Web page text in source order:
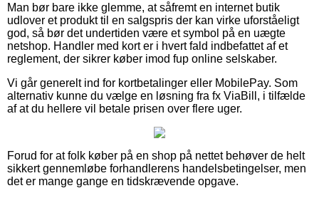
Man bør bare ikke glemme, at såfremt en internet butik
udlover et produkt til en salgspris der kan virke uforståeligt
god, så bør det undertiden være et symbol på en uægte
netshop. Handler med kort er i hvert fald indbefattet af et
reglement, der sikrer køber imod fup online selskaber.
Vi går generelt ind for kortbetalinger eller MobilePay. Som
alternativ kunne du vælge en løsning fra fx ViaBill, i tilfælde
af at du hellere vil betale prisen over flere uger.
Forud for at folk køber på en shop på nettet behøver de helt
sikkert gennemløbe forhandlerens handelsbetingelser, men
det er mange gange en tidskrævende opgave.